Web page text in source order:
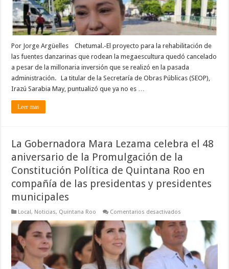
Por Jorge Argüelles Chetumal.-El proyecto para la rehabilitación de
las fuentes danzarinas que rodean la megaescultura quedó cancelado
a pesar de la millonaria inversión que se realizó en la pasada
administración. La titular de la Secretaría de Obras Públicas (SEOP),
Irazú Sarabia May, puntualizó que ya no es …
Leer mas
La Gobernadora Mara Lezama celebra el 48
aniversario de la Promulgación de la
Constitución Política de Quintana Roo en
compañía de las presidentas y presidentes
municipales
Local, Noticias, Quintana Roo Comentarios desactivados
Gobernadora
Mara
Lezama
celebra
el
48
aniversario